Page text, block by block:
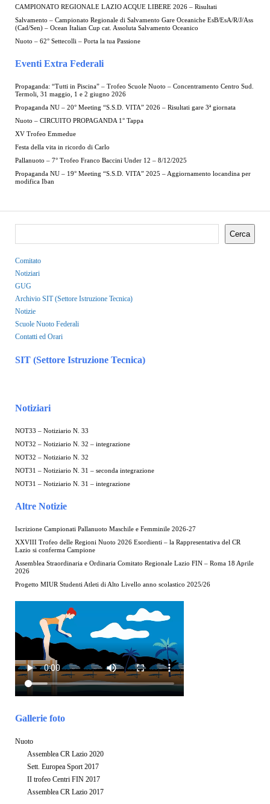
CAMPIONATO REGIONALE LAZIO ACQUE LIBERE 2026 – Risultati
Salvamento – Campionato Regionale di Salvamento Gare Oceaniche EsB/EsA/R/J/Ass
(Cad/Sen) – Ocean Italian Cup cat. Assoluta Salvamento Oceanico
Nuoto – 62° Settecolli – Porta la tua Passione
Eventi Extra Federali
Propaganda: “Tutti in Piscina” – Trofeo Scuole Nuoto – Concentramento Centro Sud.
Termoli, 31 maggio, 1 e 2 giugno 2026
Propaganda NU – 20° Meeting “S.S.D. VITA” 2026 – Risultati gare 3ª giornata
Nuoto – CIRCUITO PROPAGANDA 1° Tappa
XV Trofeo Emmedue
Festa della vita in ricordo di Carlo
Pallanuoto – 7° Trofeo Franco Baccini Under 12 – 8/12/2025
Propaganda NU – 19° Meeting “S.S.D. VITA” 2025 – Aggiornamento locandina per
modifica Iban
Cerca
Comitato
Notiziari
GUG
Archivio SIT (Settore Istruzione Tecnica)
Notizie
Scuole Nuoto Federali
Contatti ed Orari
SIT (Settore Istruzione Tecnica)
Notiziari
NOT33 – Notiziario N. 33
NOT32 – Notiziario N. 32 – integrazione
NOT32 – Notiziario N. 32
NOT31 – Notiziario N. 31 – seconda integrazione
NOT31 – Notiziario N. 31 – integrazione
Altre Notizie
Iscrizione Campionati Pallanuoto Maschile e Femminile 2026-27
XXVIII Trofeo delle Regioni Nuoto 2026 Esordienti – la Rappresentativa del CR
Lazio si conferma Campione
Assemblea Straordinaria e Ordinaria Comitato Regionale Lazio FIN – Roma 18 Aprile
2026
Progetto MIUR Studenti Atleti di Alto Livello anno scolastico 2025/26
Gallerie foto
Nuoto
Assemblea CR Lazio 2020
Sett. Europea Sport 2017
II trofeo Centri FIN 2017
Assemblea CR Lazio 2017